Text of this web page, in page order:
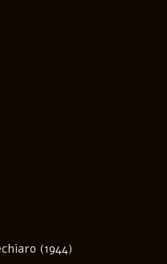
(1944)